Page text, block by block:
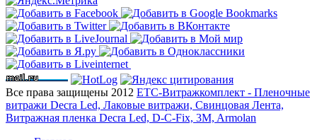
Все права защищены 2012 ЕТС-Витражкомплект - Пленочные
витражи Decra Led, Лаковые витражи, Свинцовая Лента,
Витражная пленка Decra Led, D-C-Fix, 3M, Armolan